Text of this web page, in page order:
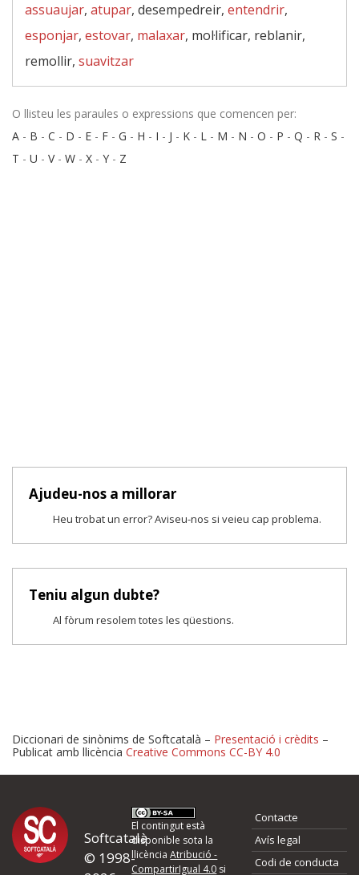
assuaujar, atupar, desempedreir, entendrir,
esponjar, estovar, malaxar, mol·lificar, reblanir,
remollir, suavitzar
O llisteu les paraules o expressions que comencen per:
A - B - C - D - E - F - G - H - I - J - K - L - M - N - O - P - Q - R - S -
T - U - V- W - X - Y - Z
Ajudeu-nos a millorar
Heu trobat un error? Aviseu-nos si veieu cap problema.
Teniu algun dubte?
Al fòrum resolem totes les qüestions.
Proposeu-nos millores o
d'errors
Si heu trobat un error o voleu proposar alguna millora, ompliu els
Diccionari de sinònims de Softcatalà – Presentació i crèdits –
Publicat amb llicència Creative Commons CC-BY 4.0
Softcatalà
© 1998-
El contingut està
disponible sota la
llicènciaAtribució -
CompartirIgual 4.0 si
Contacte
Avís legal
Codi de conducta